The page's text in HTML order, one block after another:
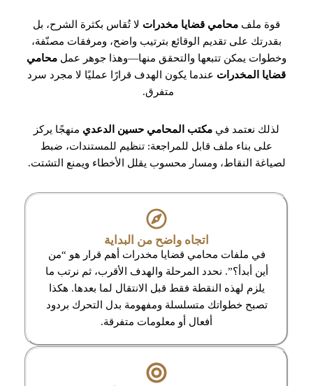
قوة ملف محامي قضايا مخدرات لا تُقاس بكثرة الشرح، بل
بقدرتك على تقديم الوقائع بترتيب واضح، ومرفقات مصنّفة،
وخطوات يمكن تتبعها والتحقق منها—وهذا جوهر عمل محامي
قضايا المخدرات عندما يكون الهدف قرارًا عمليًا لا مجرد سرد
متفرق.
لذلك نعتمد في مكتب المحامي حسين الدعدي منهجًا يركز
على بناء ملف قابل للمراجعة: تنظيم للمستندات، ضبط
لصياغة النقاط، ومسار محسوب يقلل الأخطاء ويمنع التشتت.
اتجاه واضح من البداية
في ملفات محامي قضايا مخدرات أهم قرار هو “من
أين أبدأ؟”. نحدد المرحلة والهدف الأقرب، ثم نرتب ما
يلزم لهذه النقطة فقط قبل الانتقال لما بعدها. هكذا
تصبح خطواتك متسلسلة ومفهومة بدل التحرك بردود
أفعال أو معلومات متفرقة.